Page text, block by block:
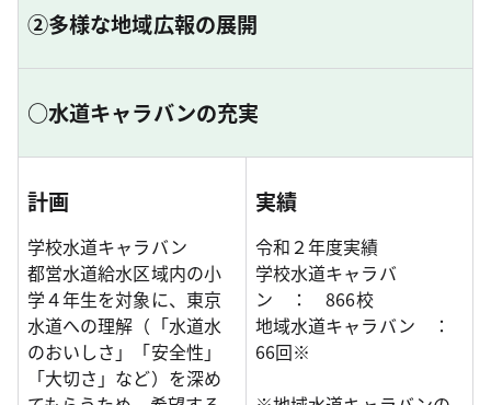
②多様な地域広報の展開
○水道キャラバンの充実
計画
学校水道キャラバン
都営水道給水区域内の小
学４年生を対象に、東京
水道への理解（「水道水
のおいしさ」「安全性」
「大切さ」など）を深め
実績
令和２年度実績
学校水道キャラバ
ン ： 866校
地域水道キャラバン ：
66回※